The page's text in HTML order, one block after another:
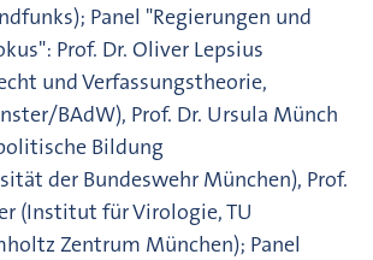
Panel "Regierungen und
Prof. Dr. Oliver Lepsius
und Verfassungstheorie,
BAdW), Prof. Dr. Ursula Münch
Bildung
der Bundeswehr München), Prof.
(Institut für Virologie, TU
Zentrum München); Panel